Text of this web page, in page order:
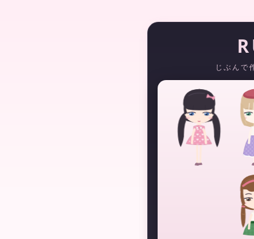
じぶんで